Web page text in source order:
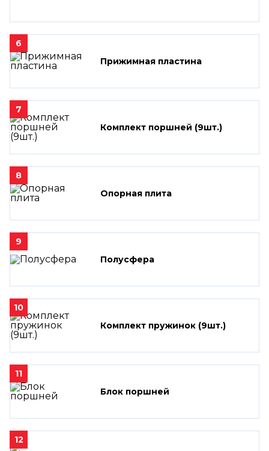
6
Прижимная пластина
7
Комплект поршней (9шт.)
8
Опорная плита
9
Полусфера
10
Комплект пружинок (9шт.)
11
Блок поршней
12